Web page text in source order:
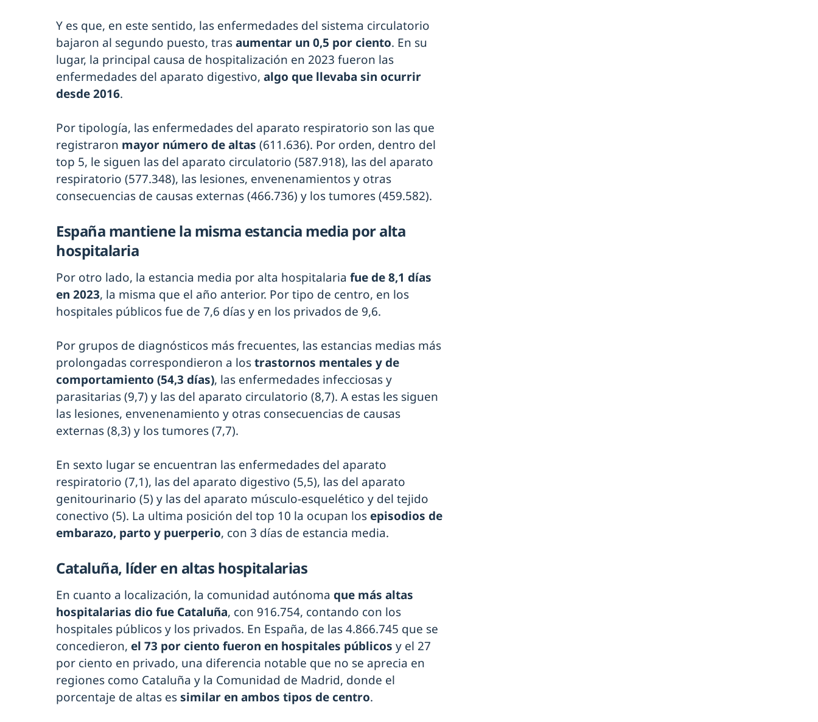
Y es que, en este sentido, las enfermedades del sistema circulatorio
bajaron al segundo puesto, trasaumentar un 0,5 por ciento. En su
lugar, la principal causa de hospitalización en 2023 fueron las
enfermedades del aparato digestivo, algo que llevaba sin ocurrir
desde 2016.
Por tipología, las enfermedades del aparato respiratorio son las que
registraron mayor número de altas (611.636). Por orden, dentro del
top 5, le siguen las del aparato circulatorio (587.918), las del aparato
respiratorio (577.348), las lesiones, envenenamientos y otras
consecuencias de causas externas (466.736) y los tumores (459.582).
España mantiene la misma estancia media por alta
hospitalaria
Por otro lado, la estancia media por alta hospitalaria fue de 8,1 días
en 2023, la misma que el año anterior. Por tipo de centro, en los
hospitales públicos fue de 7,6 días y en los privados de 9,6.
Por grupos de diagnósticos más frecuentes, las estancias medias más
prolongadas correspondieron a lostrastornos mentales y de
comportamiento (54,3 días), las enfermedades infecciosas y
parasitarias (9,7) y las del aparato circulatorio (8,7). A estas les siguen
las lesiones, envenenamiento y otras consecuencias de causas
externas (8,3) y los tumores (7,7).
En sexto lugar se encuentran las enfermedades del aparato
respiratorio (7,1), las del aparato digestivo (5,5), las del aparato
genitourinario (5) y las del aparato músculo-esquelético y del tejido
conectivo (5). La ultima posición del top 10 la ocupan los episodios de
embarazo, parto y puerperio, con 3 días de estancia media.
Cataluña, líder en altas hospitalarias
En cuanto a localización, la comunidad autónoma que más altas
hospitalarias dio fue Cataluña, con 916.754, contando con los
hospitales públicos y los privados. En España, de las 4.866.745 que se
concedieron, el 73 por ciento fueron en hospitales públicos y el 27
por ciento en privado, una diferencia notable que no se aprecia en
regiones como Cataluña y la Comunidad de Madrid, donde el
porcentaje de altas essimilar en ambos tipos de centro.